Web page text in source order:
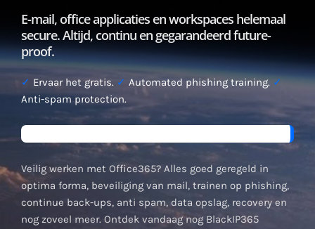
E-mail, office applicaties en workspaces helemaal
secure. Altijd, continu en gegarandeerd future-
proof.
✓ Ervaar het gratis. ✓ Automated phishing training. ✓
Anti-spam protection.
Veilig werken met Office365? Alles goed geregeld in
optima forma, beveiliging van mail, trainen op phishing,
continue back-ups, anti spam, data opslag, recovery en
nog zoveel meer. Ontdek vandaag nog BlackIP365